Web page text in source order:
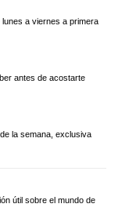
a viernes a primera
antes de acostarte
la semana, exclusiva
útil sobre el mundo de